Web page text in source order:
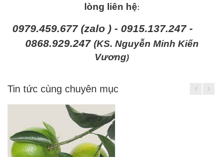
lòng liên hệ:
0979.459.677 (zalo ) - 0915.137.247 -
0868.929.247 (KS. Nguyễn Minh Kiến
Vương)
Tin tức cùng chuyên mục